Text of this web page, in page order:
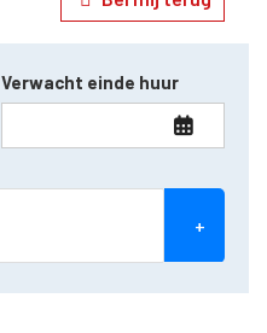
Verwacht einde huur
+